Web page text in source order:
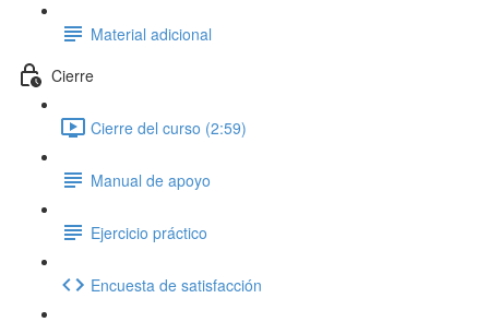
Material adicional
Cierre
Cierre del curso (2:59)
Manual de apoyo
Ejercicio práctico
Encuesta de satisfacción